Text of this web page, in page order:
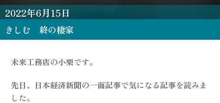
2022年6月15日
きしむ 終の棲家
未来工務店の小栗です。
先日、日本経済新聞の一面記事で気になる記事を読みま
した。